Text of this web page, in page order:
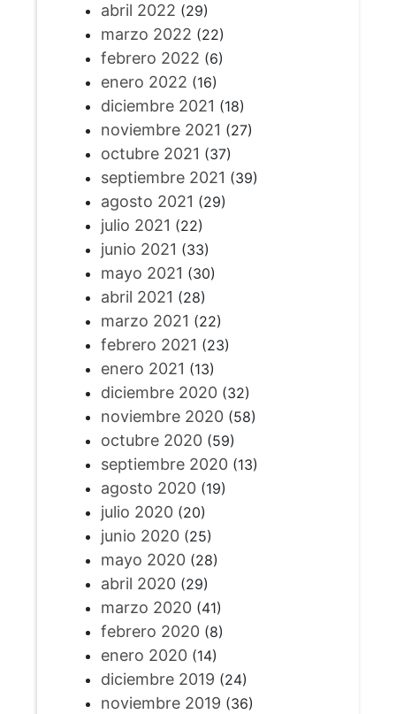
abril 2022 (29)
marzo 2022 (22)
febrero 2022 (6)
enero 2022 (16)
diciembre 2021 (18)
noviembre 2021 (27)
octubre 2021 (37)
septiembre 2021 (39)
agosto 2021 (29)
julio 2021 (22)
junio 2021 (33)
mayo 2021 (30)
abril 2021 (28)
marzo 2021 (22)
febrero 2021 (23)
enero 2021 (13)
diciembre 2020(32)
noviembre 2020(58)
octubre 2020(59)
septiembre 2020(13)
agosto 2020(19)
julio 2020(20)
junio 2020(25)
mayo 2020(28)
abril 2020(29)
marzo 2020(41)
febrero 2020(8)
enero 2020(14)
diciembre 2019 (24)
noviembre 2019 (36)